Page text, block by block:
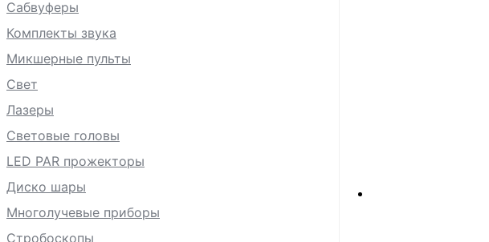
Сабвуферы
Комплекты звука
Микшерные пульты
Свет
Лазеры
Световые головы
LED PAR прожекторы
Диско шары
Многолучевые приборы
Стробоскопы